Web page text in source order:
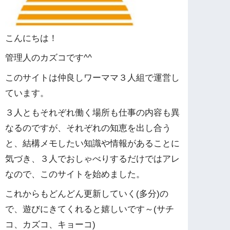
こんにちは！
管理人のカズコです^^
このサイトは仲良しワーママ３人組で運営し
ています。
３人ともそれぞれ働く場所も仕事の内容も異
なるのですが、それぞれの知恵を出し合う
と、結構メモしたい知識や情報があることに
気づき、３人でおしゃべりするだけではアレ
なので、このサイトを始めました。
これからもどんどん更新していく(多分)の
で、遊びにきてくれると嬉しいです～(サチ
コ、カズコ、キョーコ)